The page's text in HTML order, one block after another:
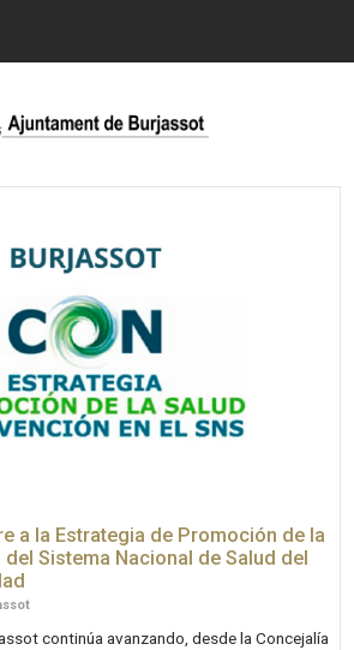
a la Estrategia de Promoción de la
Sistema Nacional de Salud del
continúa avanzando, desde la Concejalía